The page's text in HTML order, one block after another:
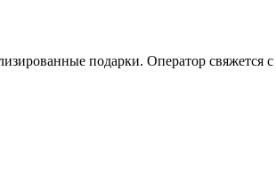
подарки. Оператор свяжется